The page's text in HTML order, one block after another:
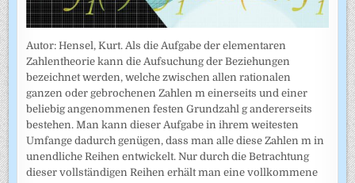
Autor: Hensel, Kurt. Als die Aufgabe der elementaren
Zahlentheorie kann die Aufsuchung der Beziehungen
bezeichnet werden, welche zwischen allen rationalen
ganzen oder gebrochenen Zahlen m einerseits und einer
beliebig angenommenen festen Grundzahl g andererseits
bestehen. Man kann dieser Aufgabe in ihrem weitesten
Umfange dadurch genügen, dass man alle diese Zahlen m in
unendliche Reihen entwickelt. Nur durch die Betrachtung
dieser vollständigen Reihen erhält man eine vollkommene